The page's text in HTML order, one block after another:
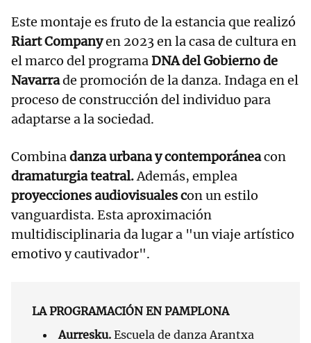
Este montaje es fruto de la estancia que realizó
Riart Companyen 2023 en la casa de cultura en
el marco del programaDNA del Gobierno de
Navarrade promoción de la danza. Indaga en el
proceso de construcción del individuo para
adaptarse a la sociedad.
Combinadanza urbana y contemporáneacon
dramaturgia teatral.Además, emplea
proyecciones audiovisuales con un estilo
vanguardista. Esta aproximación
multidisciplinaria da lugar a "un viaje artístico
emotivo y cautivador".
LA PROGRAMACIÓN EN PAMPLONA
Aurresku. Escuela de danza Arantxa